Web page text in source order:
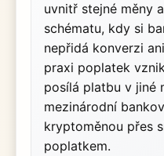
uvnitř stejné měny
schématu, kdy si
nepřidá konverzi
praxi poplatek
posílá platbu v jiné
mezinárodní
kryptoměnou přes
poplatkem.